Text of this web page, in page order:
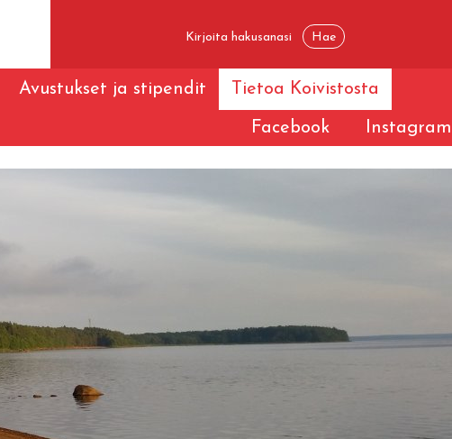
Avustukset ja stipendit Tietoa Koivistosta
Facebook Instagram